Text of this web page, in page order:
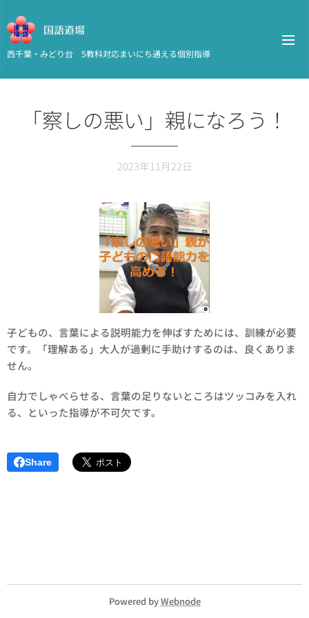
国語道場
西千葉・みどり台 5教科対応まいにち通える個別指導
「察しの悪い」親になろう！
2023年11月22日
子どもの、言葉による説明能力を伸ばすためには、訓練が必要
です。「理解ある」大人が過剰に手助けするのは、良くありま
せん。
自力でしゃべらせる、言葉の足りないところはツッコみを入れ
る、といった指導が不可欠です。
Share
Powered byWebnode